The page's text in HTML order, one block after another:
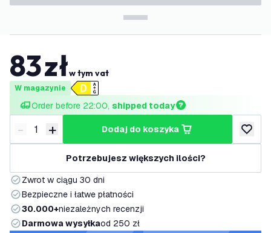
83złw tym vat
W magazynie
Order before 22:00, shipped today
Zmniejsz ilość
- Zwiększ ilość
+ dodaj do koszyka
dodaj
Potrzebujesz większych ilości?
Zwrot w ciągu 30 dni
Bezpieczne i łatwe płatności
30.000+niezależnych recenzji
Darmowa wysyłkaod 250 zł